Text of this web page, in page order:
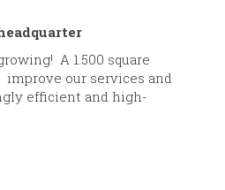
A 1.500 square
our services and
efficient and high-